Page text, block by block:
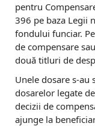
pentru
396 pe baza Legii
fondului funciar.
de compensare
două titluri de
Unele dosare s-au
dosarelor legate
decizii de
ajunge la